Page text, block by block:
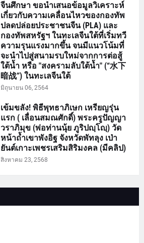
จีนศึกษา ขอนำเสนอข้อมูลวิเคราะห์
เกี่ยวกับความเคลื่อนไหวของกองทัพ
ปลดปล่อยประชาชนจีน (PLA) และ
กองทัพสหรัฐฯ ในทะเลจีนใต้ที่เริ่มทวี
ความรุนแรงมากขึ้น จนมีแนวโน้มที่
จะนำไปสู่สนามรบใหม่จากการต่อสู้
ใต้น้ำ หรือ "สงครามลับใต้น้ำ" (“水下
暗战”) ในทะเลจีนใต้
มิถุนายน 06, 2564
เข้มขลัง! พิธีพุทธาภิเษก เหรียญรุ่น
แรก ( เลื่อนสมณศักดิ์) พระครูปัญญา
วราภิมุข (พ่อท่านนุ้ย ภูริปญฺโญฺ) วัด
หน้าถ้ำเขาพังอิฐ จังหวัดพัทลุง เป่า
ยันต์เกาะเพชรเสริมสิริมงคล (มีคลิป)
สิงหาคม 23, 2568